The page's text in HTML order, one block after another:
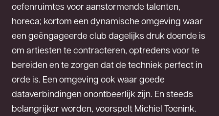
oefenruimtes voor aanstormende talenten,
horeca; kortom een dynamische omgeving waar
een geëngageerde club dagelijks druk doende is
om artiesten te contracteren, optredens voor te
bereiden en te zorgen dat de techniek perfect in
orde is. Een omgeving ook waar goede
dataverbindingen onontbeerlijk zijn. En steeds
belangrijker worden, voorspelt Michiel Toenink.